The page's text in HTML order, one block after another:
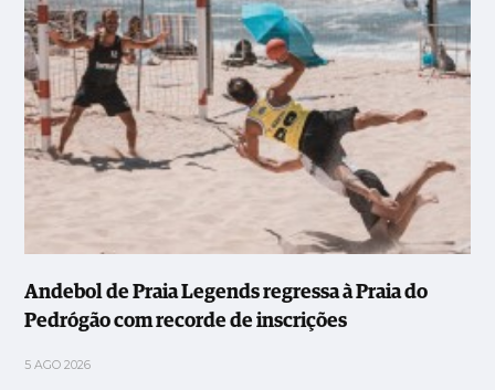
Andebol de Praia Legends regressa à Praia do
Pedrógão com recorde de inscrições
5 AGO 2026